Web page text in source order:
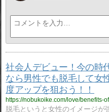
社会人デビュー！今の時
なら男性でも脱毛して女
度アップを狙おう！！
https://nobukoike.com/love/benefits-
脱毛というと女性のイメージが